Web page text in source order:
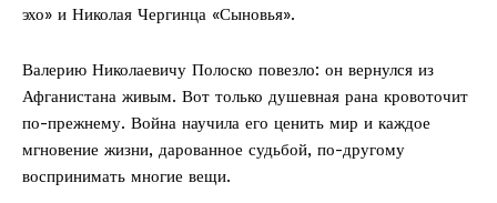
эхо» и Николая Чергинца «Сыновья».
Валерию Николаевичу Полоско повезло: он вернулся из
Афганистана живым. Вот только душевная рана кровоточит
по-прежнему. Вой­на научила его ценить мир и каждое
мгновение жизни, дарованное судьбой, по-другому
воспринимать многие вещи.